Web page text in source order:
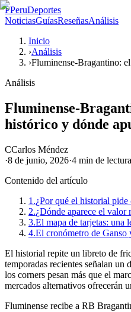
PPeruDeportes
NoticiasGuíasReseñasAnálisis
Inicio
›Análisis
›Fluminense-Bragantino:
Análisis
Fluminense-
histórico y dónde
CCarlos Méndez
·8 de junio, 2026·4 min de lectura
Contenido del artículo
1.¿Por qué el historial
2.¿Dónde aparece el valor
3.El mapa de tarjetas: una
4.El cronómetro de Ganso
El historial repite un libreto de
temporadas recientes señalan un
los corners pesan más que el
mercados alternativos ofrecerán
Fluminense recibe a RB